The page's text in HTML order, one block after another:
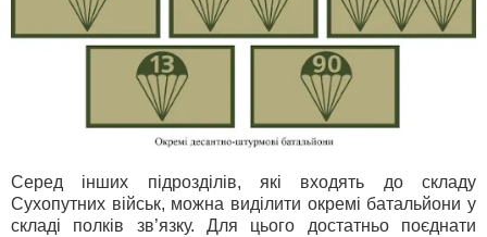
Серед інших підрозділів, які входять до складу
Сухопутних військ, можна виділити окремі батальйони у
складі полків зв’язку. Для цього достатньо поєднати